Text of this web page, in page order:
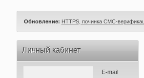
Обновление: HTTPS, починка СМС-
Личный кабинет
E-mail